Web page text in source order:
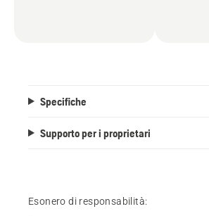
Specifiche
Supporto per i proprietari
Esonero di responsabilità: